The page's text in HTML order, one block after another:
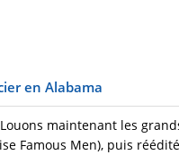
en Alabama
maintenant les
Famous Men), puis